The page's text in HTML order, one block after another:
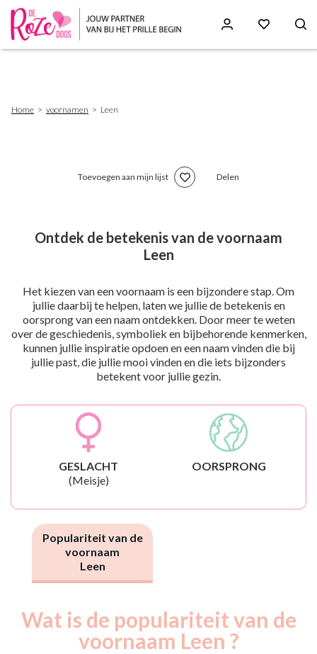
Home voornamen Leen
Toevoegen aan mijn lijst Delen
Ontdek de betekenis van de voornaam
Leen
Het kiezen van een voornaam is een bijzondere stap. Om
jullie daarbij te helpen, laten we jullie de betekenis en
oorsprong van een naam ontdekken. Door meer te weten
over de geschiedenis, symboliek en bijbehorende kenmerken,
kunnen jullie inspiratie opdoen en een naam vinden die bij
jullie past, die jullie mooi vinden en die iets bijzonders
betekent voor jullie gezin.
GESLACHT
(Meisje)
OORSPRONG
Populariteit van de
voornaam
Leen
Wat is de populariteit van de
voornaam Leen ?
Année
Nouveaux-
nés